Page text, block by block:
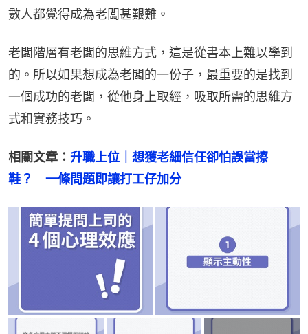
數人都覺得成為老闆甚艱難。
老闆階層有老闆的思維方式，這是從書本上難以學到
的。所以如果想成為老闆的一份子，最重要的是找到
一個成功的老闆，從他身上取經，吸取所需的思維方
式和實務技巧。
相關文章： 升職上位｜想獲老細信任卻怕誤當擦
鞋？　一條問題即讓打工仔加分